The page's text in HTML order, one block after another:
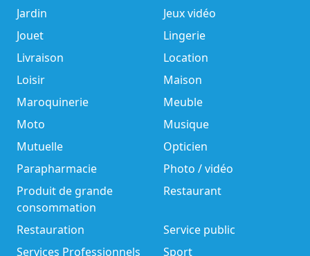
Jardin
Jeux vidéo
Jouet
Lingerie
Livraison
Location
Loisir
Maison
Maroquinerie
Meuble
Moto
Musique
Mutuelle
Opticien
Parapharmacie
Photo / vidéo
Produit de grande
consommation
Restaurant
Restauration
Service public
Services Professionnels
Sport